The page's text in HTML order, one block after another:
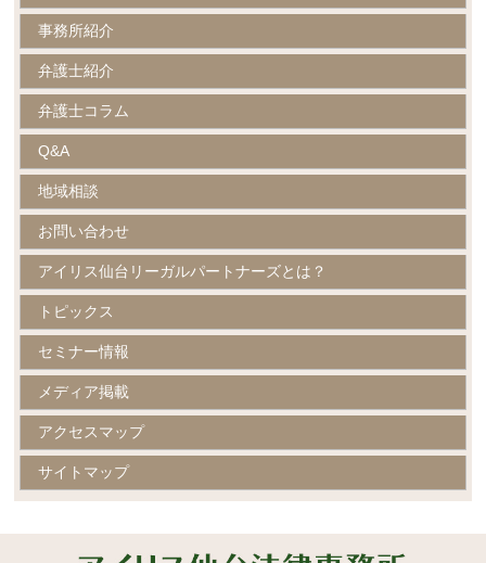
事務所紹介
弁護士紹介
弁護士コラム
Q&A
地域相談
お問い合わせ
アイリス仙台リーガルパートナーズとは？
トピックス
セミナー情報
メディア掲載
アクセスマップ
サイトマップ